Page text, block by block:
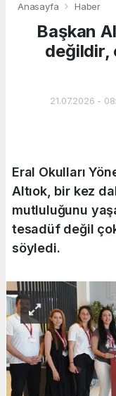
Anasayfa Haber
Başkan
değildir,
21.07.2026 -
Eral Okulları
Altıok, bir kez
mutluluğunu
tesadüf değil
söyledi.